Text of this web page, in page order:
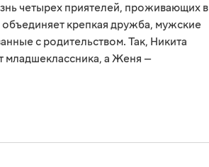
четырех приятелей, проживающих в
крепкая дружба, мужские
с родительством. Так, Никита
младшеклассника, а Женя —